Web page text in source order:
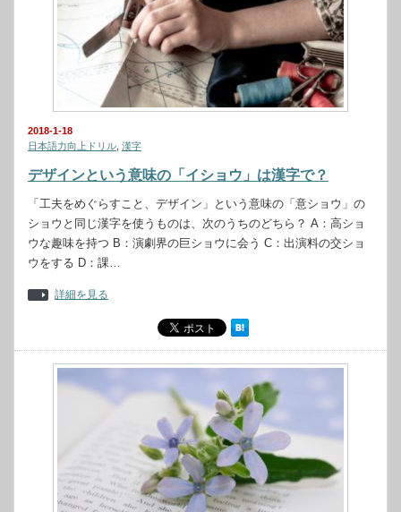
2018-1-18
日本語力向上ドリル 漢字
デザインという意味の「イショウ」は漢字で？
「工夫をめぐらすこと、デザイン」という意味の「意ショウ」の
ショウと同じ漢字を使うものは、次のうちのどちら？ A：高ショ
ウな趣味を持つ B：演劇界の巨ショウに会う C：出演料の交ショ
ウをする D：課…
詳細を見る